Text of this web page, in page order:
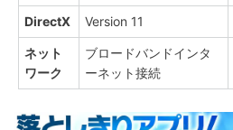
DirectX Version 11
ネット
ワーク
ブロードバンドインタ
ーネット接続